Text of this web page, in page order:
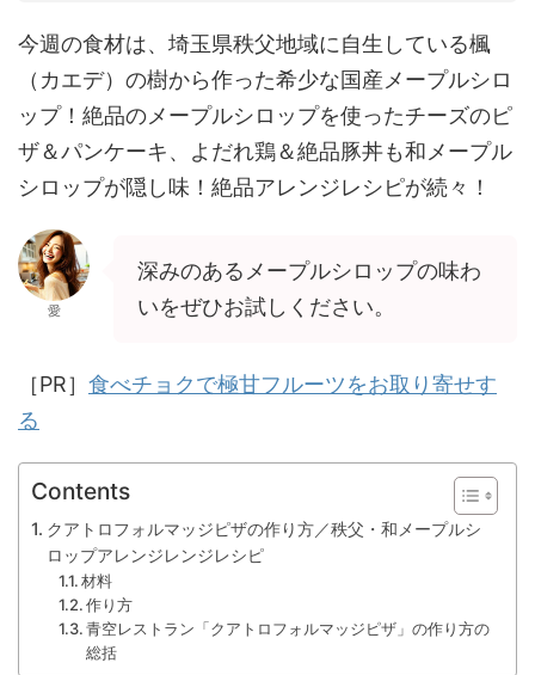
今週の食材は、埼玉県秩父地域に自生している楓
（カエデ）の樹から作った希少な国産メープルシロ
ップ！絶品のメープルシロップを使ったチーズのピ
ザ＆パンケーキ、よだれ鶏＆絶品豚丼も和メープル
シロップが隠し味！絶品アレンジレシピが続々！
愛
深みのあるメープルシロップの味わ
いをぜひお試しください。
［PR］ 食べチョクで極甘フルーツをお取り寄せす
る
Contents
クアトロフォルマッジピザの作り方／秩父・和メープルシ
ロップアレンジレンジレシピ
材料
作り方
青空レストラン「クアトロフォルマッジピザ」の作り方の
総括